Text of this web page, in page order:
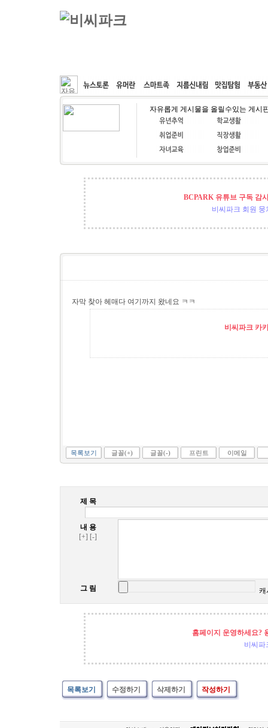
커뮤니티 속도패치 웹호스팅 공동구매
자유롭게 게시물을 올릴수있는 게시
BCPARK 유튜브 구독 감
비씨파크 회원 뭉
자막 찾아 헤매다 여기까지 왔네요 ㅋㅋ
비씨파크 카
목록보기 글꼴(+) 글꼴(-) 프린트 이메일
제 목
내 용
[+] [-]
그 림 캐
홈페이지 운영하세요?
비씨파
목록보기 수정하기 삭제하기 작성하기